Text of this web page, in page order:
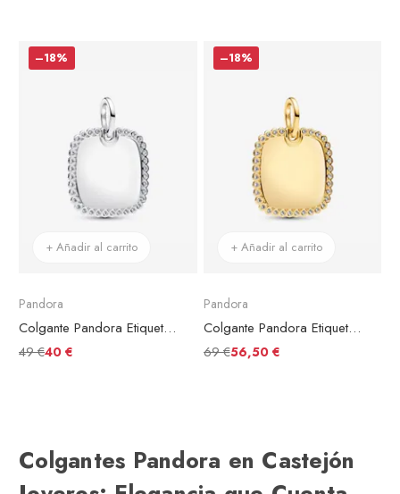
–18%
+ Añadir al carrito
Pandora
Colgante Pandora Etiqueta Grabable Cuadrada Brillante
49 €40 €
–18%
+ Añadir al carrito
Pandora
Colgante Pandora Etiqueta Grabable Cuadrada Brillante Chapado en Oro
69 €56,50 €
Colgantes Pandora en Castejón